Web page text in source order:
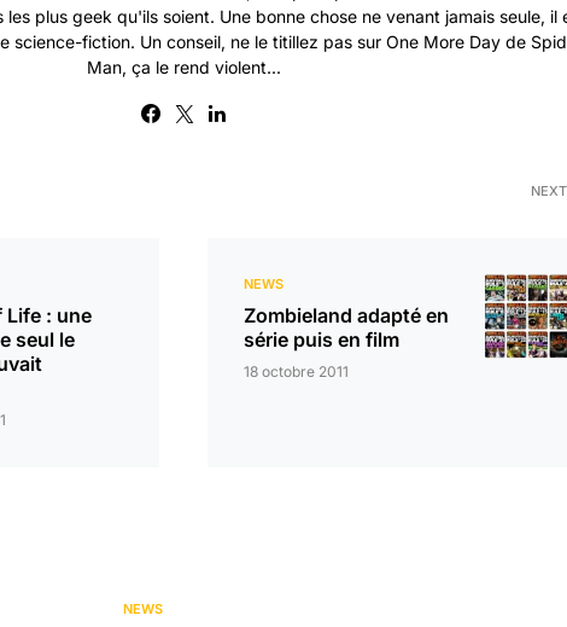
les plus geek qu'ils soient. Une bonne chose ne venant jamais seule, il
science-fiction. Un conseil, ne le titillez pas sur One More Day de
Man, ça le rend violent...
Life : une
seul le
NEWS
Zombieland adapté en
série puis en film
18 octobre 2011
NEWS